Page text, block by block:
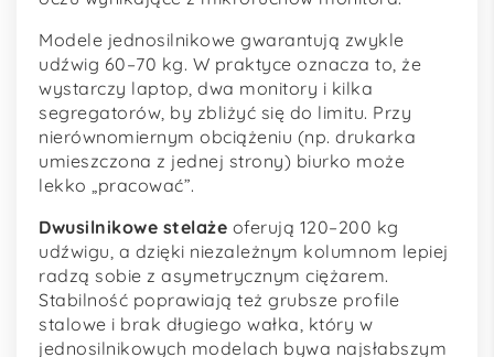
Modele jednosilnikowe gwarantują zwykle
udźwig 60–70 kg. W praktyce oznacza to, że
wystarczy laptop, dwa monitory i kilka
segregatorów, by zbliżyć się do limitu. Przy
nierównomiernym obciążeniu (np. drukarka
umieszczona z jednej strony) biurko może
lekko „pracować”.
Dwusilnikowe stelaże oferują 120–200 kg
udźwigu, a dzięki niezależnym kolumnom lepiej
radzą sobie z asymetrycznym ciężarem.
Stabilność poprawiają też grubsze profile
stalowe i brak długiego wałka, który w
jednosilnikowych modelach bywa najsłabszym